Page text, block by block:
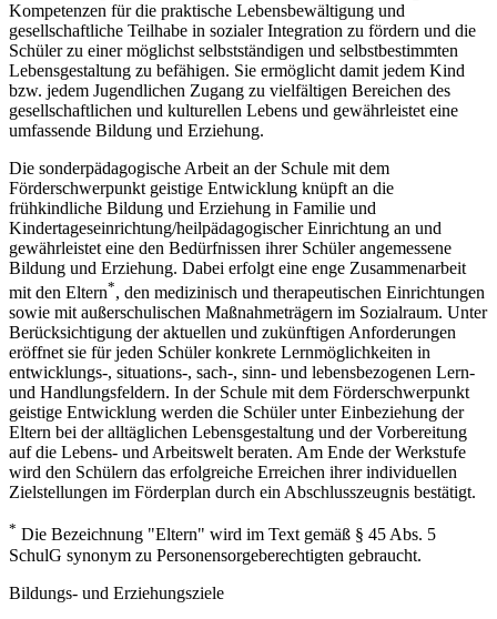
Kompetenzen für die praktische Lebensbewältigung und
gesellschaftliche Teilhabe in sozialer Integration zu fördern und die
Schüler zu einer möglichst selbstständigen und selbstbestimmten
Lebensgestaltung zu befähigen. Sie ermöglicht damit jedem Kind
bzw. jedem Jugendlichen Zugang zu vielfältigen Bereichen des
gesellschaftlichen und kulturellen Lebens und gewährleistet eine
umfassende Bildung und Erziehung.
Die sonderpädagogische Arbeit an der Schule mit dem
Förderschwerpunkt geistige Entwicklung knüpft an die
frühkindliche Bildung und Erziehung in Familie und
Kindertageseinrichtung/heilpädagogischer Einrichtung an und
gewährleistet eine den Bedürfnissen ihrer Schüler angemessene
Bildung und Erziehung. Dabei erfolgt eine enge Zusammenarbeit
mit den Eltern*, den medizinisch und therapeutischen Einrichtungen
sowie mit außerschulischen Maßnahmeträgern im Sozialraum. Unter
Berücksichtigung der aktuellen und zukünftigen Anforderungen
eröffnet sie für jeden Schüler konkrete Lernmöglichkeiten in
entwicklungs-, situations-, sach-, sinn- und lebensbezogenen Lern-
und Handlungsfeldern. In der Schule mit dem Förderschwerpunkt
geistige Entwicklung werden die Schüler unter Einbeziehung der
Eltern bei der alltäglichen Lebensgestaltung und der Vorbereitung
auf die Lebens- und Arbeitswelt beraten. Am Ende der Werkstufe
wird den Schülern das erfolgreiche Erreichen ihrer individuellen
Zielstellungen im Förderplan durch ein Abschlusszeugnis bestätigt.
* Die Bezeichnung "Eltern" wird im Text gemäß § 45 Abs. 5
SchulG synonym zu Personensorgeberechtigten gebraucht.
Bildungs- und Erziehungsziele